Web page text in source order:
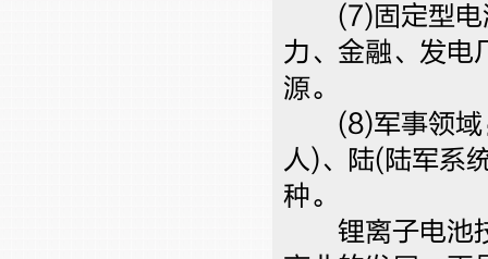
(7)固定型电源
力、金融、发电
源。
(8)军事领域
人)、陆(陆军系
种。
锂离子电池技